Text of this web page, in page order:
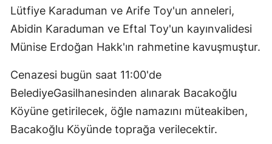
Lütfiye Karaduman ve Arife Toy'un anneleri,
Abidin Karaduman ve Eftal Toy'un kayınvalidesi
Münise Erdoğan Hakk'ın rahmetine kavuşmuştur.
Cenazesi bugün saat 11:00'de
BelediyeGasilhanesinden alınarak Bacakoğlu
Köyüne getirilecek, öğle namazını müteakiben,
Bacakoğlu Köyünde toprağa verilecektir.